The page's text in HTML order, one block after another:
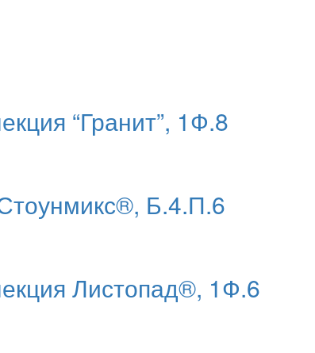
“Гранит”, 1Ф.8
Б.4.П.6
Листопад®, 1Ф.6